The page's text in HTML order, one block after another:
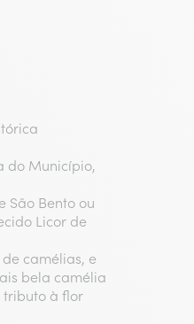
do Município,
São Bento ou
Licor de
camélias, e
bela camélia
tributo à flor